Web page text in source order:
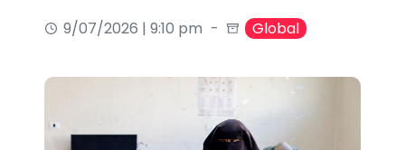
9/07/2026 | 9:10 pm
Global